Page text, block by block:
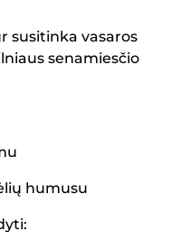
susitinka vasaros
senamiesčio
humusu